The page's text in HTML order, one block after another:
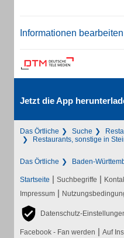
Informationen bearbeiten
Jetzt die App
Das Örtliche Suche
Restaurants, sonstige in
Das Örtliche Baden-
Startseite | Suchbegriffe |
Impressum |
Datenschutz-
Facebook - Fan werden | Auf